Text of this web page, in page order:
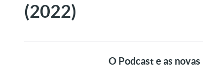
(2022)
O Podcast e as novas